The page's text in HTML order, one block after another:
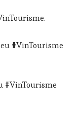
#VinTourisme
#VinTourisme